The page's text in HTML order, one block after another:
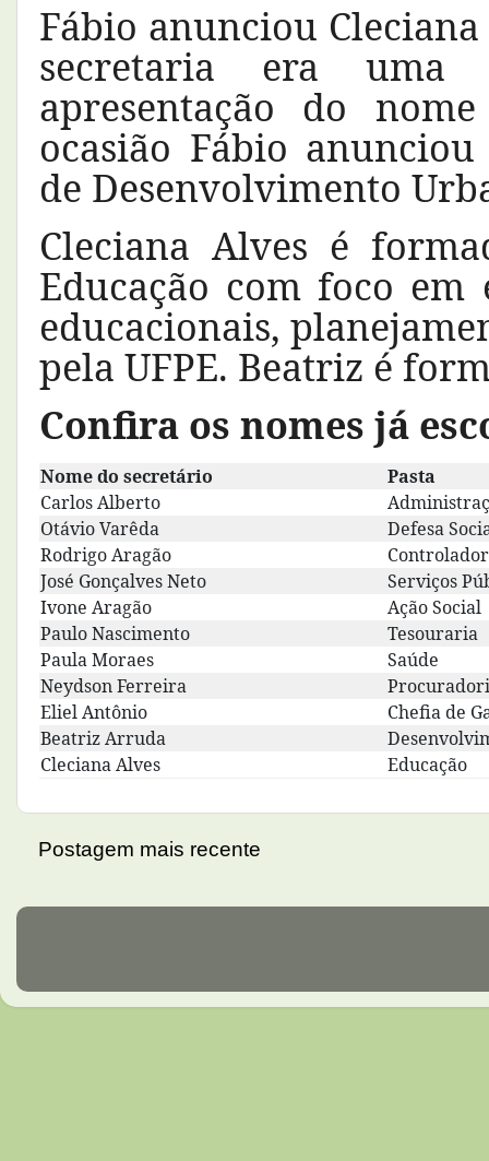
Fábio anunciou
secretaria era uma
apresentação do
ocasião Fábio
de Desenvolvimento
Cleciana Alves é
Educação com foco
educacionais,
pela UFPE. Beatriz é
Confira os nomes já
Nome do secretário
Pasta
Carlos Alberto
Otávio Varêda
Defesa
Rodrigo Aragão
José Gonçalves Neto
Serviços
Ivone Aragão
Ação Social
Paulo Nascimento
Tesouraria
Paula Moraes
Saúde
Neydson Ferreira
Eliel Antônio
Chefia de
Beatriz Arruda
Cleciana Alves
Educação
Postagem mais recente